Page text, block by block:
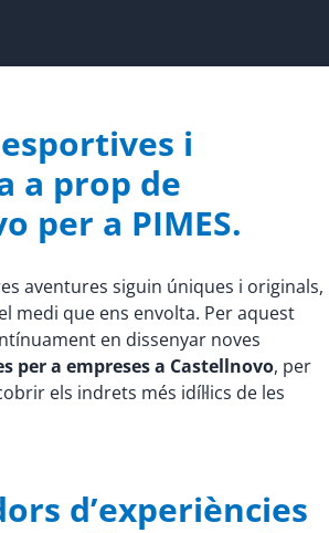
i
a prop de
per a PIMES.
aventures siguin úniques i originals,
medi que ens envolta. Per aquest
en dissenyar noves
per a empreses a Castellnovo, per
els indrets més idíl·lics de les
d’experiències